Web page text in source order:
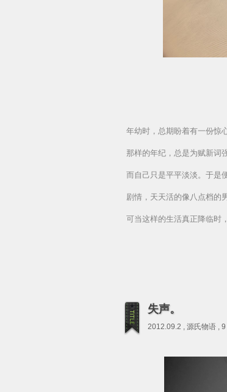
年幼时，总期盼着有一份惊
那样的年纪，总是为赋新词
而自己只是平平淡淡。 于是
剧情，天天活的像八点档的
可当这样的生活真正降临时
失声。
2012.09.2 , 源氏物语 , 9